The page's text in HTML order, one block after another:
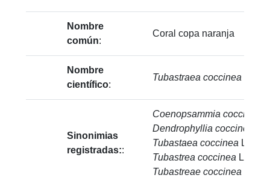
Nombre
común:
Coral copa naranja
Nombre
científico:
Tubastraea coccinea
Sinonimias
registradas::
Coenopsammia coccinea
Dendrophyllia coccinea
Tubastaea coccinea
Tubastrea coccinea
Tubastreae coccinea